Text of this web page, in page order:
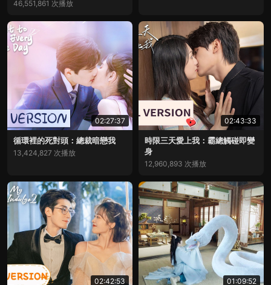
46,551,861 次播放
02:27:37
循環裡的死對頭：總裁暗戀我
13,424,827 次播放
02:43:33
時限三天愛上我：霸總觸碰即變
身
12,960,893 次播放
02:42:53 01:09:52